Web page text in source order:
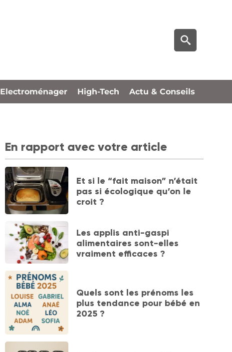
Electroménager High-Tech Actu & Conseils
En rapport avec votre article
Et si le “fait maison” n’était
pas si écologique qu’on le
croit ?
Les applis anti-gaspi
alimentaires sont-elles
vraiment efficaces ?
Quels sont les prénoms les
plus tendance pour bébé en
2025 ?